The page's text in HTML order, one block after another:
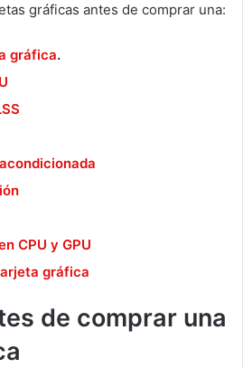
gráficas antes de comprar una:
gráfica.
CPU y GPU
gráfica
de comprar una